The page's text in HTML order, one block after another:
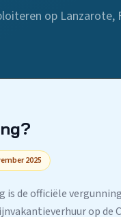
op Lanzarote,
2025
is de officiële
op de